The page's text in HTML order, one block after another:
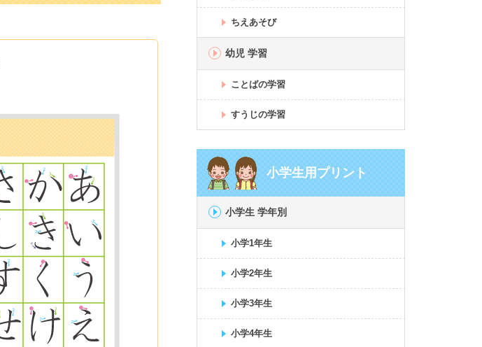
ちえあそび
幼児 学習
ことばの学習
すうじの学習
小学生用プリント
小学生 学年別
小学1年生
小学2年生
小学3年生
小学4年生